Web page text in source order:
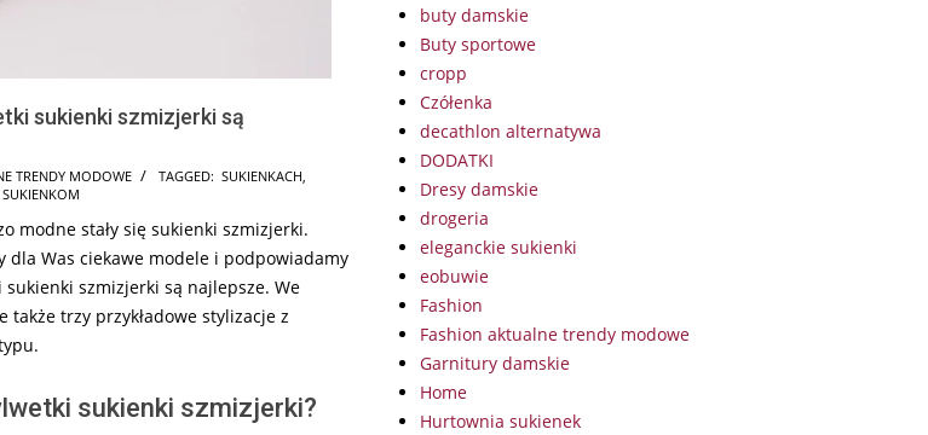
sukienki szmizjerki są
TRENDY MODOWE TAGGED: SUKIENKACH,
SUKIENKOM
modne stały się sukienki szmizjerki.
dla Was ciekawe modele i podpowiadamy
szmizjerki są najlepsze. We
także trzy przykładowe stylizacje z
sukienki szmizjerki?
buty damskie
Buty sportowe
cropp
Czółenka
decathlon alternatywa
DODATKI
Dresy damskie
drogeria
eleganckie sukienki
eobuwie
Fashion
Fashion aktualne trendy modowe
Garnitury damskie
Home
Hurtownia sukienek